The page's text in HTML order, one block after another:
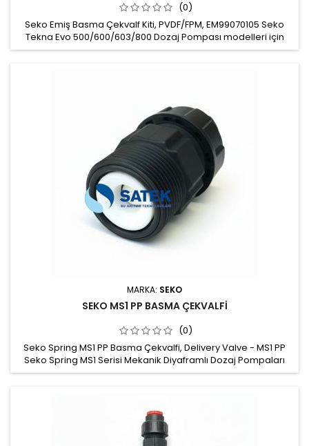
(0)
Seko Emiş Basma Çekvalf Kiti, PVDF/FPM, EM99070105 Seko
Tekna Evo 500/600/603/800 Dozaj Pompası modelleri için
uygun Emiş / Basma Çekvalf Kiti, Valve assembly Malzeme:
MARKA: SEKO
SEKO MS1 PP BASMA ÇEKVALFİ
(0)
Seko Spring MS1 PP Basma Çekvalfi, Delivery Valve - MS1 PP
Seko Spring MS1 Serisi Mekanik Diyaframlı Dozaj Pompaları
için PP basma çekvalfleri Malzeme: PP Çekvalf topu: Seramik